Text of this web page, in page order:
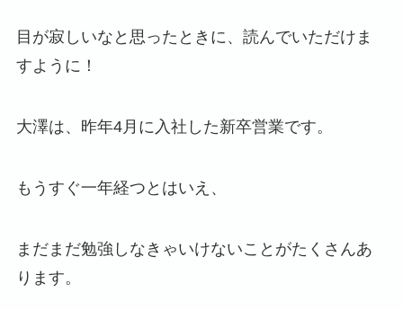
目が寂しいなと思ったときに、読んでいただけま
すように！
大澤は、昨年4月に入社した新卒営業です。
もうすぐ一年経つとはいえ、
まだまだ勉強しなきゃいけないことがたくさんあ
ります。